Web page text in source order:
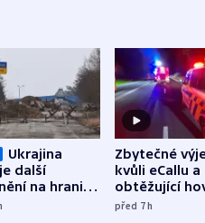
Ukrajina
další
na hranici
Zbytečné
kvůli eCallu a
obtěžující
zdržují
před 7h